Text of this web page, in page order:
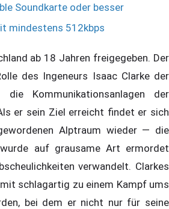
Soundkarte oder besser
mindestens 512kbps
ab 18 Jahren freigegeben. Der
des Ingeneurs Isaac Clarke der
Kommunikationsanlagen der
er sein Ziel erreicht findet er sich
Alptraum wieder — die
auf grausame Art ermordet
verwandelt. Clarkes
schlagartig zu einem Kampf ums
bei dem er nicht nur für seine